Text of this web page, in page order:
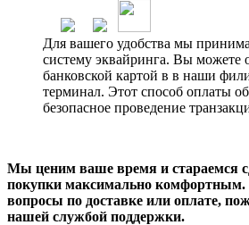
Для вашего удобства мы
систему эквайринга. Вы можете
банковской картой в в наши
терминал. Этот способ оплаты
безопасное проведение
Мы ценим ваше время и стараемся
покупки максимально комфортным.
вопросы по доставке или оплате,
нашей службой поддержки.